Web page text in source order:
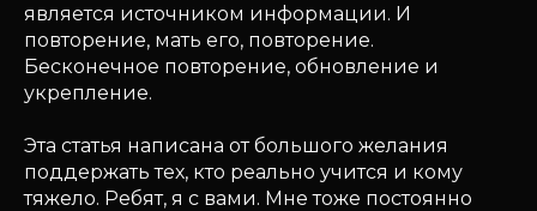
является источником информации. И
повторение, мать его, повторение.
Бесконечное повторение, обновление и
укрепление.
Эта статья написана от большого желания
поддержать тех, кто реально учится и кому
тяжело. Ребят, я с вами. Мне тоже постоянно